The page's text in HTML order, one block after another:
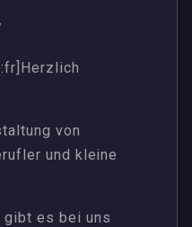
von
und kleine
gibt es bei uns